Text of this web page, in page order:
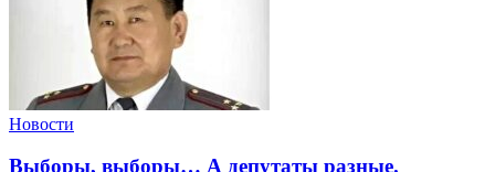
Новости
Выборы, выборы… А депутаты разные.